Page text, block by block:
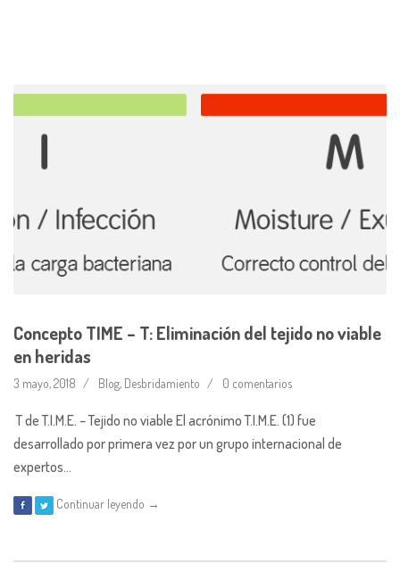
Concepto TIME – T: Eliminación del tejido no viable
en heridas
3 mayo, 2018 Blog, Desbridamiento 0 comentarios
T de T.I.M.E. – Tejido no viable El acrónimo T.I.M.E. (1) fue
desarrollado por primera vez por un grupo internacional de
expertos…
Continuar leyendo →